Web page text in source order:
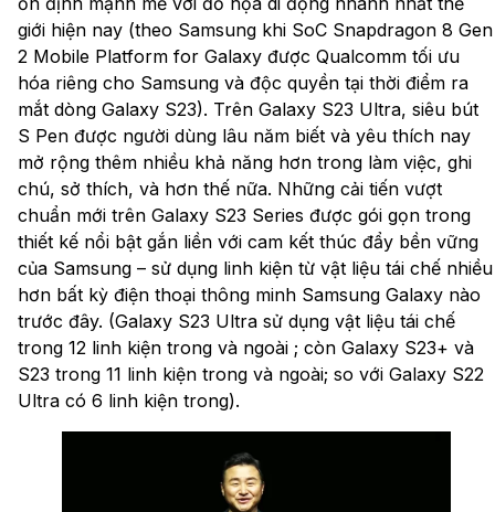
giới hiện nay (theo Samsung khi SoC Snapdragon 8 Gen
2 Mobile Platform for Galaxy được Qualcomm tối ưu
hóa riêng cho Samsung và độc quyền tại thời điểm ra
mắt dòng Galaxy S23). Trên Galaxy S23 Ultra, siêu bút
S Pen được người dùng lâu năm biết và yêu thích nay
mở rộng thêm nhiều khả năng hơn trong làm việc, ghi
chú, sở thích, và hơn thế nữa. Những cải tiến vượt
chuẩn mới trên Galaxy S23 Series được gói gọn trong
thiết kế nổi bật gắn liền với cam kết thúc đẩy bền vững
của Samsung – sử dụng linh kiện từ vật liệu tái chế nhiều
hơn bất kỳ điện thoại thông minh Samsung Galaxy nào
trước đây. (Galaxy S23 Ultra sử dụng vật liệu tái chế
trong 12 linh kiện trong và ngoài ; còn Galaxy S23+ và
S23 trong 11 linh kiện trong và ngoài; so với Galaxy S22
Ultra có 6 linh kiện trong).